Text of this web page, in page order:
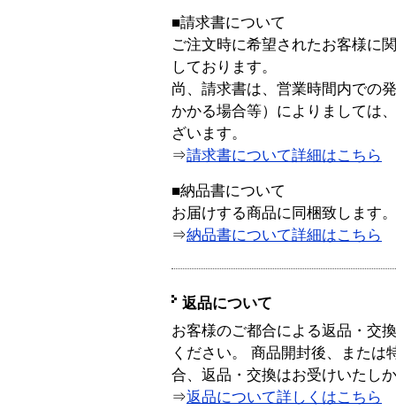
■請求書について
ご注文時に希望されたお客様に
しております。
尚、請求書は、営業時間内での
かかる場合等）によりましては
ざいます。
⇒請求書について詳細はこちら
■納品書について
お届けする商品に同梱致します。
⇒納品書について詳細はこちら
返品について
お客様のご都合による返品・交
ください。 商品開封後、または
合、返品・交換はお受けいたし
⇒返品について詳しくはこちら